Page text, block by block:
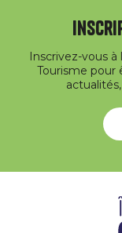
Inscrivez-vous
Tourisme pour